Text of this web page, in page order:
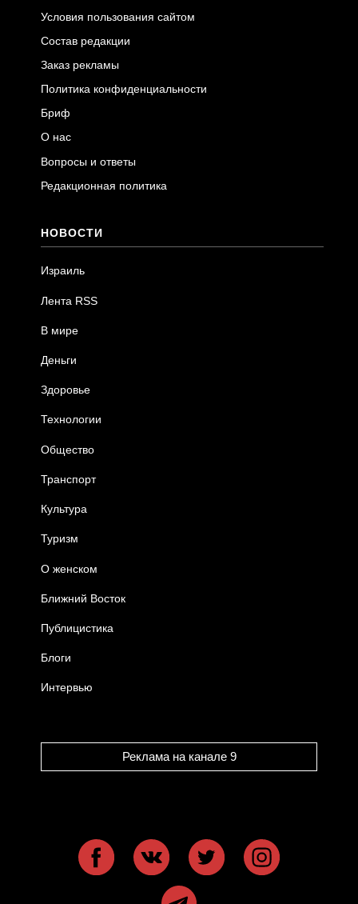
Условия пользования сайтом
Состав редакции
Заказ рекламы
Политика конфиденциальности
Бриф
О нас
Вопросы и ответы
Редакционная политика
НОВОСТИ
Израиль
Лента RSS
В мире
Деньги
Здоровье
Технологии
Общество
Транспорт
Культура
Туризм
О женском
Ближний Восток
Публицистика
Блоги
Интервью
Реклама на канале 9